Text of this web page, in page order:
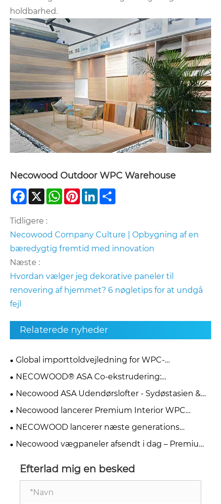
holdbarhed.
Necowood Outdoor WPC Warehouse
Facebook
X WhatsApp
PinterestLinkedIn
Tidligere :
Necowood Company Culture | Opbygning af en
bæredygtig fremtid med innovation
Næste :
Hvordan vælger jeg dekorative paneler til
renovering af hjemmet? 6 nøgletips for at undgå
fejl
Relaterede nyheder
Global importtoldvejledning for WPC-
vægpaneler 2026: USA, EU, Brasilien, Canada,
Australien, Storbritannien, UAE, ASEAN
NECOWOOD® ASA Co-ekstrudering:
Videnskaben om varige arkitektoniske facader
Necowood ASA Udendørslofter - Sydøstasien &
Mellemøsten applikationssager
Necowood lancerer Premium Interior WPC
Ceiling & WPC vægpaneler til globalt bolig- og
NECOWOOD lancerer næste generations
udendørs træ-look beklædningssystem
Necowood vægpaneler afsendt i dag – Premium
Efterlad mig en besked